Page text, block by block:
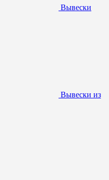
Вывески
Вывески из